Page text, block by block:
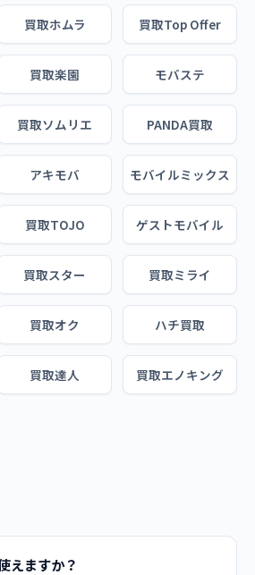
買取ホムラ 買取Top Offer
買取楽園 モバステ
買取ソムリエ PANDA買取
アキモバ モバイルミックス
買取TOJO ゲストモバイル
買取スター 買取ミライ
買取オク ハチ買取
買取達人 買取エノキング
えますか？